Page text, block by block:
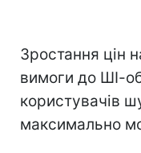
Зростання цін
вимоги до ШІ-
користувачів
максимально